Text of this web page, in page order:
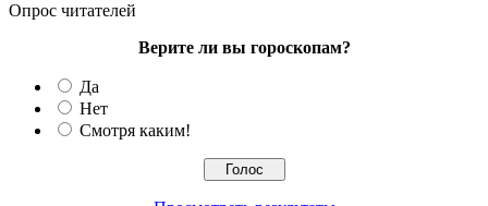
Опрос читателей
Верите ли вы гороскопам?
Да
Нет
Смотря каким!